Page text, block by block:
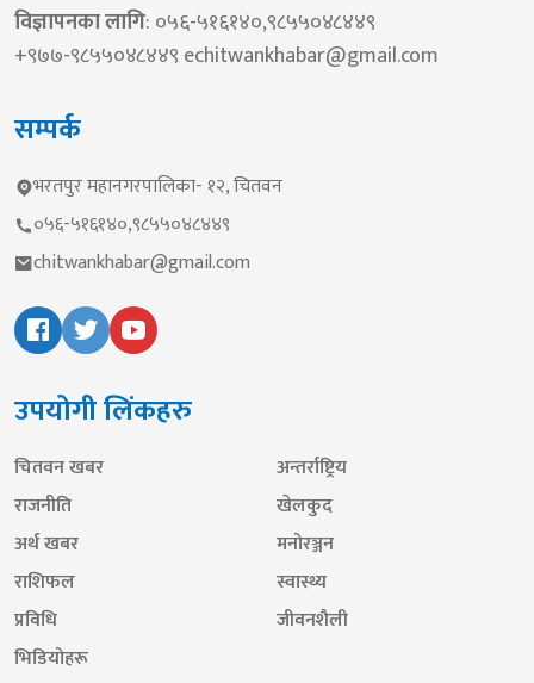
विज्ञापनका लागि: ०५६-५१६१४०,९८५५०४८४४९
+९७७-९८५५०४८४४९ echitwankhabar@gmail.com
सम्पर्क
भरतपुर महानगरपालिका- १२, चितवन
०५६-५१६१४०,९८५५०४८४४९
chitwankhabar@gmail.com
उपयोगी लिंकहरु
चितवन खबर
अन्तर्राष्ट्रिय
राजनीति
खेलकुद
अर्थ खबर
मनोरञ्जन
राशिफल
स्वास्थ्य
प्रविधि
जीवनशैली
भिडियोहरू